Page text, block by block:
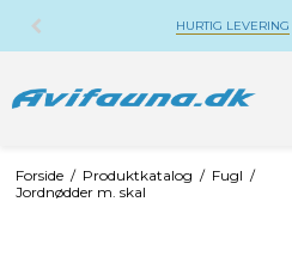
HURTIG LEVERING
Forside / Produktkatalog / Fugl /
Jordnødder m. skal